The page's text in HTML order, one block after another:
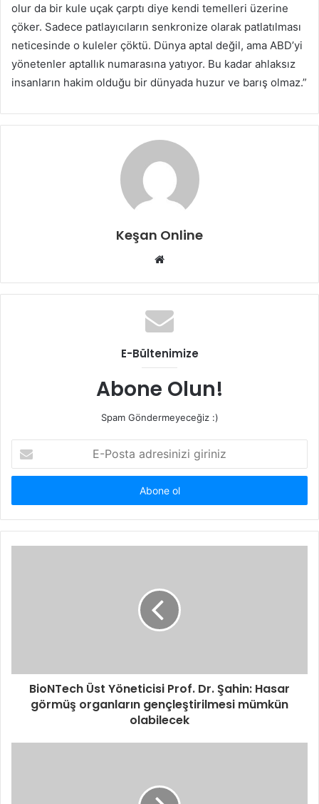
olur da bir kule uçak çarptı diye kendi temelleri üzerine
çöker. Sadece patlayıcıların senkronize olarak patlatılması
neticesinde o kuleler çöktü. Dünya aptal değil, ama ABD’yi
yönetenler aptallık numarasına yatıyor. Bu kadar ahlaksız
insanların hakim olduğu bir dünyada huzur ve barış olmaz.”
Keşan Online
Web
E-Bültenimize
Abone Olun!
Spam Göndermeyeceğiz :)
Posta
adresinizi
BioNTech Üst Yöneticisi Prof. Dr. Şahin: Hasar
görmüş organların gençleştirilmesi mümkün
olabilecek